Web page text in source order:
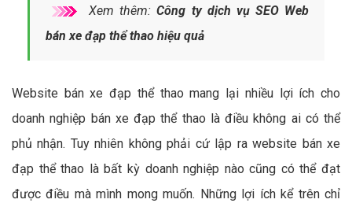
Xem thêm:Công ty dịch vụ SEO Web
bán xe đạp thể thao hiệu quả
Website bán xe đạp thể thao mang lại nhiều lợi ích cho
doanh nghiệp bán xe đạp thể thao là điều không ai có thể
phủ nhận. Tuy nhiên không phải cứ lập ra website bán xe
đạp thể thao là bất kỳ doanh nghiệp nào cũng có thể đạt
được điều mà mình mong muốn. Những lợi ích kể trên chỉ